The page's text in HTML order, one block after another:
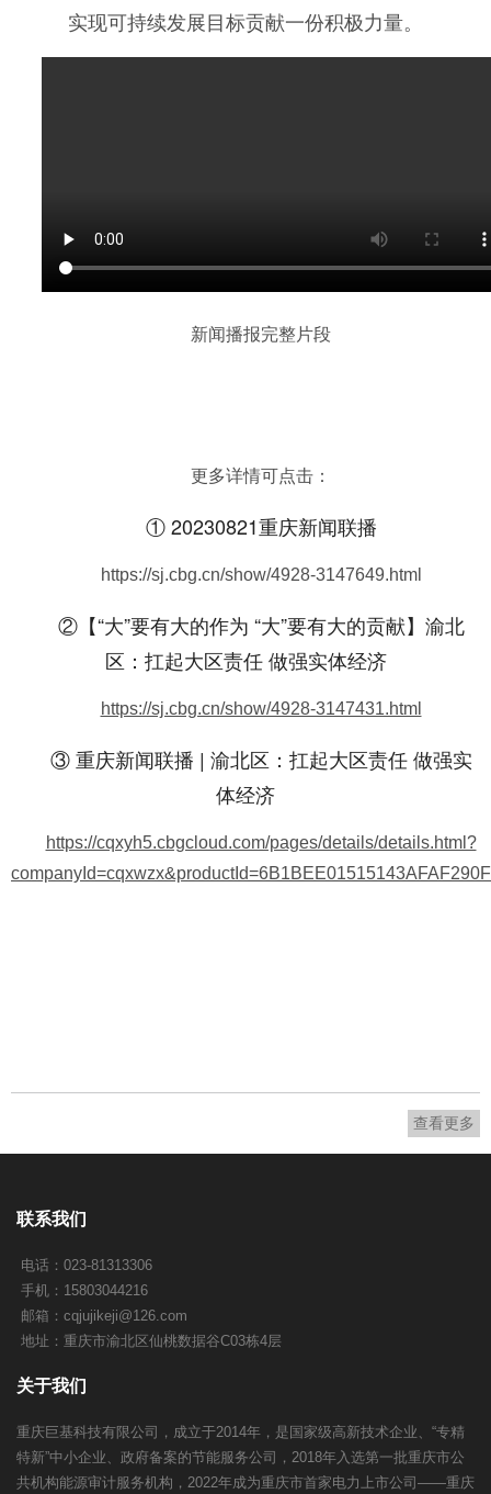
实现可持续发展目标贡献一份积极力量。
新闻播报完整片段
更多详情可点击：
① 20230821重庆新闻联播
https://sj.cbg.cn/show/4928-3147649.html
②【“大”要有大的作为 “大”要有大的贡献】渝北
区：扛起大区责任 做强实体经济
https://sj.cbg.cn/show/4928-3147431.html
③ 重庆新闻联播 | 渝北区：扛起大区责任 做强实
体经济
https://cqxyh5.cbgcloud.com/pages/details/details.html?
查看更多
联系我们
电话：023-81313306
手机：15803044216
邮箱： cqjujikeji@126.com
地址：重庆市渝北区仙桃数据谷C03栋4层
关于我们
重庆巨基科技有限公司，成立于2014年，是国家级高新技术企业、“专精
特新”中小企业、政府备案的节能服务公司，2018年入选第一批重庆市公
共机构能源审计服务机构，2022年成为重庆市首家电力上市公司——重庆